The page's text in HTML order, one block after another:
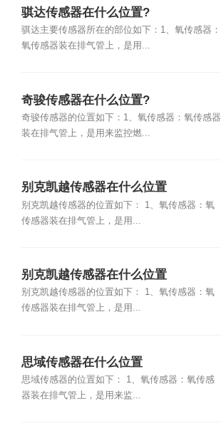
骐达传感器在什么位置?
骐达主要传感器所在的部位如下：1、氧传感器：
氧传感器装在排气管上，是用...
奇骏传感器在什么位置?
奇骏传感器的位置如下：1、氧传感器：氧传感器
装在排气管上，是用来监控燃...
别克凯越传感器在什么位置
别克凯越传感器的位置如下： 1、氧传感器：氧
传感器装在排气管上，是用...
别克凯越传感器在什么位置
别克凯越传感器的位置如下： 1、氧传感器：氧
传感器装在排气管上，是用...
思域传感器在什么位置
思域传感器的位置如下： 1、氧传感器：氧传感
器装在排气管上，是用来监...